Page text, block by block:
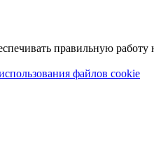
правильную работу
файлов cookie